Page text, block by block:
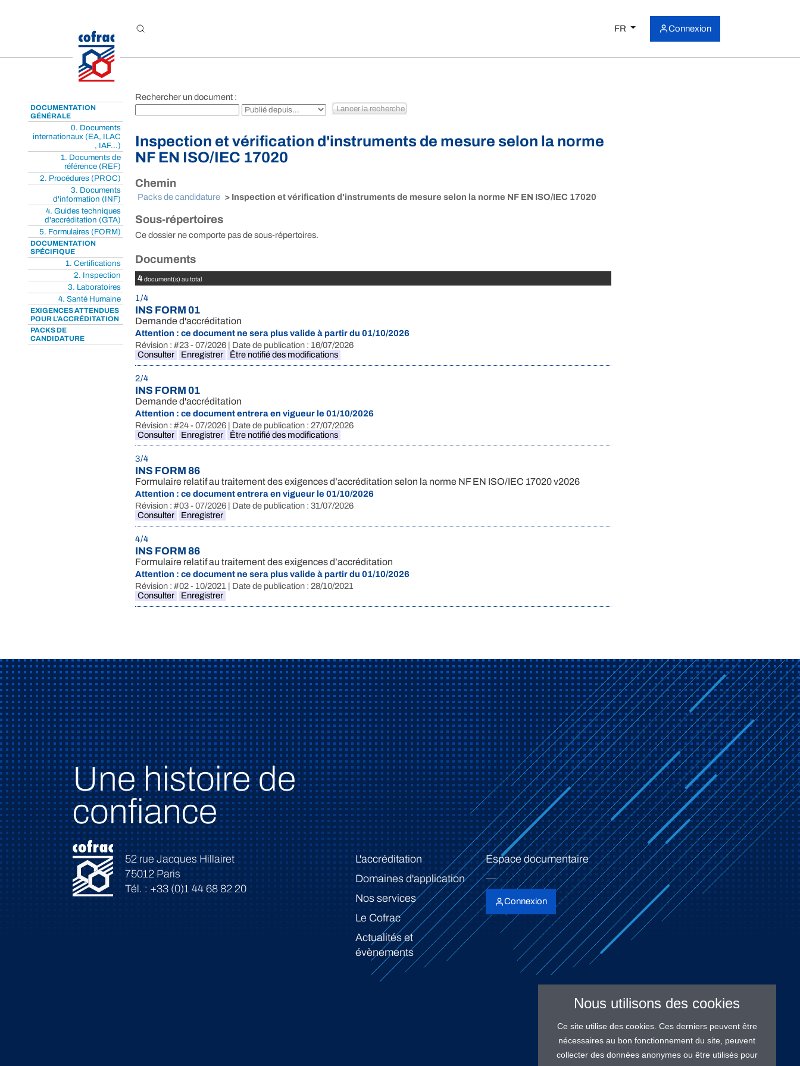
FR Connexion
DOCUMENTATION
GÉNÉRALE
0. Documents
internationaux (EA, ILAC
, IAF...)
1. Documents de
référence (REF)
2. Procédures (PROC)
3. Documents
d'information (INF)
4. Guides techniques
d'accréditation (GTA)
5. Formulaires (FORM)
DOCUMENTATION
SPÉCIFIQUE
1. Certifications
2. Inspection
3. Laboratoires
4. Santé Humaine
EXIGENCES ATTENDUES
POUR L’ACCRÉDITATION
PACKS DE
CANDIDATURE
Rechercher un document :
Inspection et vérification d'instruments de mesure selon la norme
NF EN ISO/IEC 17020
Chemin
Packs de candidature > Inspection et vérification d'instruments de mesure selon la norme NF EN ISO/IEC 17020
Sous-répertoires
Ce dossier ne comporte pas de sous-répertoires.
Documents
4document(s) au total
1 / 4
INS FORM 01
Demande d'accréditation
Attention : ce document ne sera plus valide à partir du 01/10/2026
Révision : #23 - 07/2026 | Date de publication : 16/07/2026
Consulter
Enregistrer Être notifié des modifications
2 / 4
INS FORM 01
Demande d'accréditation
Attention : ce document entrera en vigueur le 01/10/2026
Révision : #24 - 07/2026 | Date de publication : 27/07/2026
Consulter
Enregistrer Être notifié des modifications
3 / 4
INS FORM 86
Formulaire relatif au traitement des exigences d’accréditation selon la norme NF EN ISO/IEC 17020 v2026
Attention : ce document entrera en vigueur le 01/10/2026
Révision : #03 - 07/2026 | Date de publication : 31/07/2026
Consulter
Enregistrer
4 / 4
INS FORM 86
Formulaire relatif au traitement des exigences d’accréditation
Attention : ce document ne sera plus valide à partir du 01/10/2026
Révision : #02 - 10/2021 | Date de publication : 28/10/2021
Consulter
Enregistrer
Une histoire de
confiance
52 rue Jacques Hillairet
75012 Paris
Tél. : +33 (0)1 44 68 82 20
L'accréditation
Domaines d'application
Nos services
Le Cofrac
Actualités et
évènements
Espace documentaire
Connexion
Nous utilisons des cookies
Ce site utilise des cookies. Ces derniers peuvent être
nécessaires au bon fonctionnement du site, peuvent
collecter des données anonymes ou être utilisés pour